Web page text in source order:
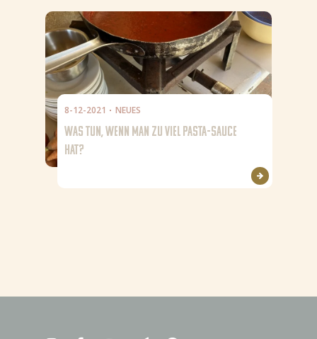
8-12-2021 NEUES
WAS TUN, WENN MAN ZU VIEL PASTA-SAUCE
HAT?